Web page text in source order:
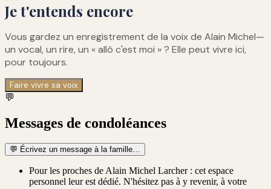
Je t'entends encore
Vous gardez un enregistrement de la voix de Alain Michel—
un vocal, un rire, un « allô c'est moi » ? Elle peut vivre ici,
pour toujours.
Faire vivre sa voix
💬
Messages de condoléances
💬 Écrivez un message à la famille…
Pour les proches de Alain Michel Larcher : cet espace
personnel leur est dédié. N'hésitez pas à y revenir, à votre